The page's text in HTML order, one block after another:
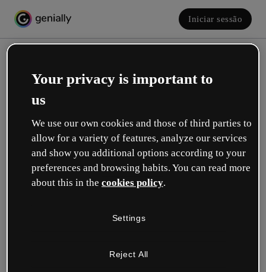
Iniciar sessão
Crie a sua conta! É grátis!
Qual descreve melhor a sua função?
Your privacy is important to
us
We use our own cookies and those of third parties to
allow for a variety of features, analyze our services
and show you additional options according to your
preferences and browsing habits. You can read more
about this in the cookies policy.
Settings
Reject All